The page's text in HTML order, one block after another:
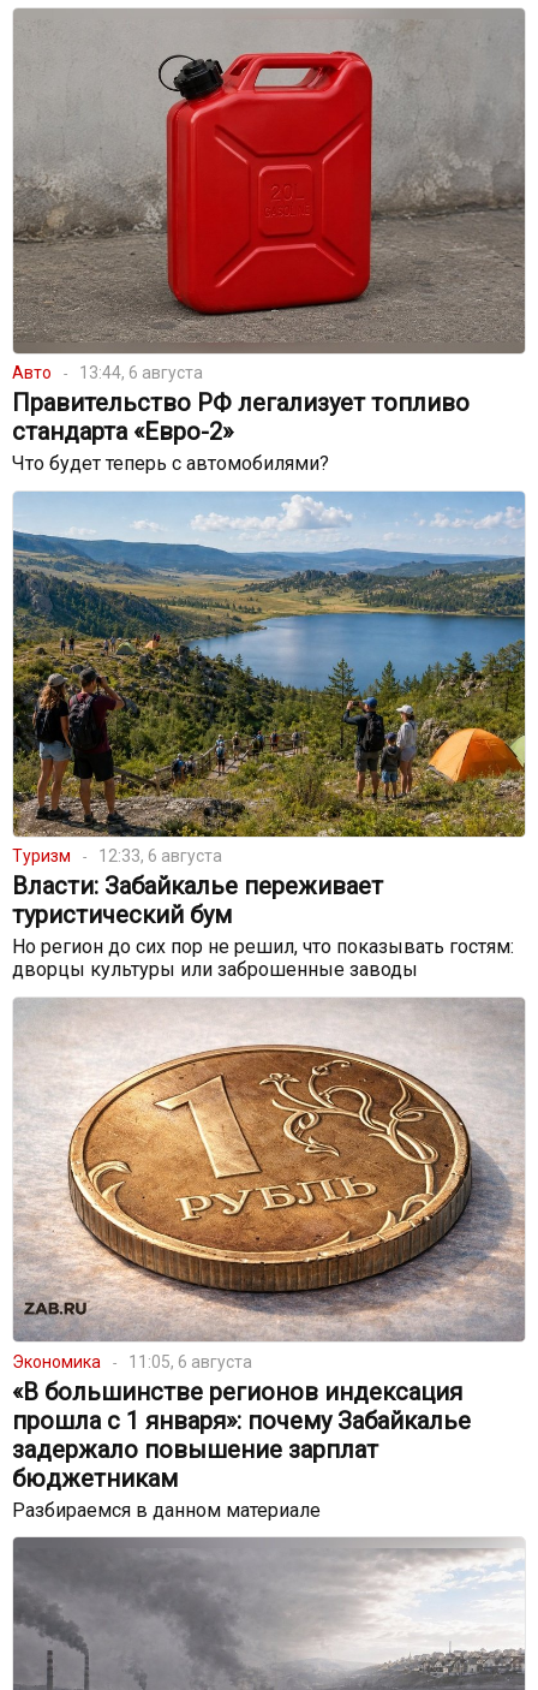
Авто 13:44, 6 августа
Правительство РФ легализует топливо
стандарта «Евро-2»
Что будет теперь с автомобилями?
Туризм 12:33, 6 августа
Власти: Забайкалье переживает
туристический бум
Но регион до сих пор не решил, что показывать гостям:
дворцы культуры или заброшенные заводы
Экономика 11:05, 6 августа
«В большинстве регионов индексация
прошла с 1 января»: почему Забайкалье
задержало повышение зарплат
бюджетникам
Разбираемся в данном материале